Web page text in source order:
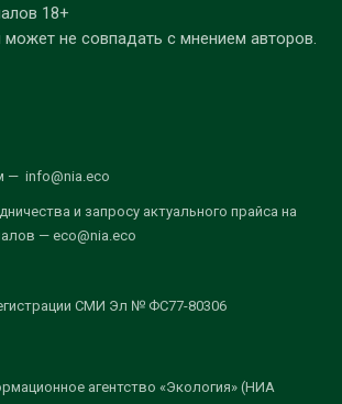
18+
не совпадать с мнением авторов.
— info@nia.eco
и запросу актуального прайса на
— eco@nia.eco
СМИ Эл № ФС77-80306
агентство «Экология» (НИА